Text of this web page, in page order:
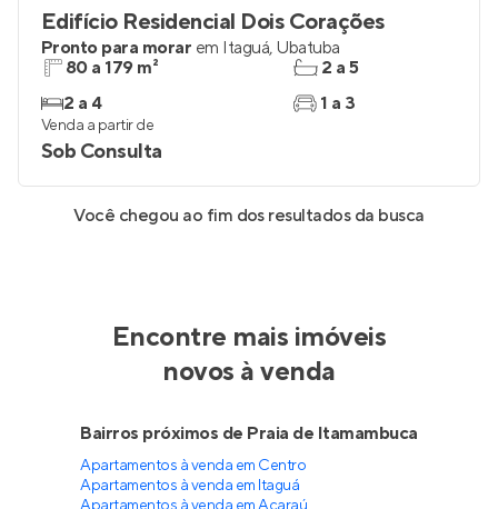
Edifício Residencial Dois Corações
Pronto para morar em Itaguá, Ubatuba
80 a 179 m²
2 a 4
2 a 5
1 a 3
Venda a partir de
Sob Consulta
Você chegou ao fim dos resultados da busca
Encontre mais imóveis
novos à venda
Bairros próximos de Praia de Itamambuca
Apartamentos à venda em Centro
Apartamentos à venda em Itaguá